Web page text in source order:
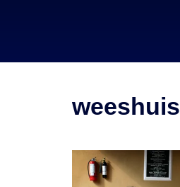
weeshuis